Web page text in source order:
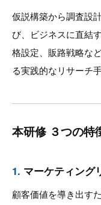
仮説構築から調査設
び、ビジネスに直結
格設定、販路戦略な
る実践的なリサーチ
本研修 ３つの特
1. マーケティング
顧客価値を導き出す